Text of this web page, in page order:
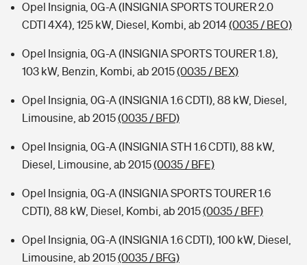
Opel Insignia, 0G-A (INSIGNIA SPORTS TOURER 2.0
CDTI 4X4), 125 kW, Diesel, Kombi, ab 2014(0035 / BEO)
Opel Insignia, 0G-A (INSIGNIA SPORTS TOURER 1.8),
103 kW, Benzin, Kombi, ab 2015(0035 / BEX)
Opel Insignia, 0G-A (INSIGNIA 1.6 CDTI), 88 kW, Diesel,
Limousine, ab 2015(0035 / BFD)
Opel Insignia, 0G-A (INSIGNIA STH 1.6 CDTI), 88 kW,
Diesel, Limousine, ab 2015(0035 / BFE)
Opel Insignia, 0G-A (INSIGNIA SPORTS TOURER 1.6
CDTI), 88 kW, Diesel, Kombi, ab 2015(0035 / BFF)
Opel Insignia, 0G-A (INSIGNIA 1.6 CDTI), 100 kW, Diesel,
Limousine, ab 2015(0035 / BFG)